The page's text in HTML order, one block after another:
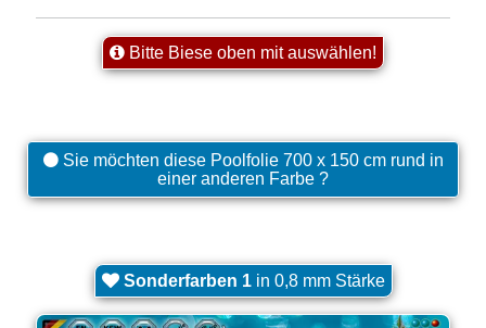
Bitte Biese oben mit auswählen!
Sie möchten diese Poolfolie 700 x 150 cm rund in
einer anderen Farbe ?
Sonderfarben 1in 0,8 mm Stärke